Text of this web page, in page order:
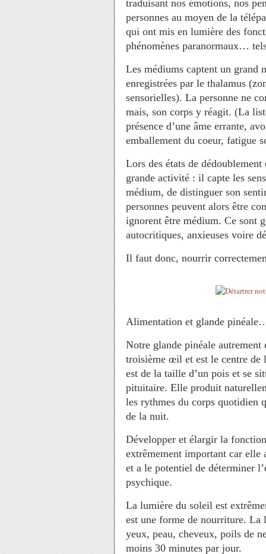
traduisant nos émotions, nos
personnes au moyen de la
qui ont mis en lumière des
phénomènes paranormaux…
Les médiums captent un grand
enregistrées par le thalamus
sensorielles). La personne ne
mais, son corps y réagit. (La
présence d’une âme errante,
emballement du coeur, fatigue
Lors des états de
grande activité : il capte les
médium, de distinguer son
personnes peuvent alors être
ignorent être médium. Ce sont
autocritiques, anxieuses voire
Il faut donc, nourrir
Alimentation et glande
Notre glande pinéale
troisième œil et est le centre de
est de la taille d’un pois et se
pituitaire. Elle produit
les rythmes du corps quotidien
de la nuit.
Développer et élargir la
extrêmement important car elle
et a le potentiel de déterminer
psychique.
La lumière du soleil est
est une forme de nourriture. La
yeux, peau, cheveux, poils de
moins 30 minutes par jour.